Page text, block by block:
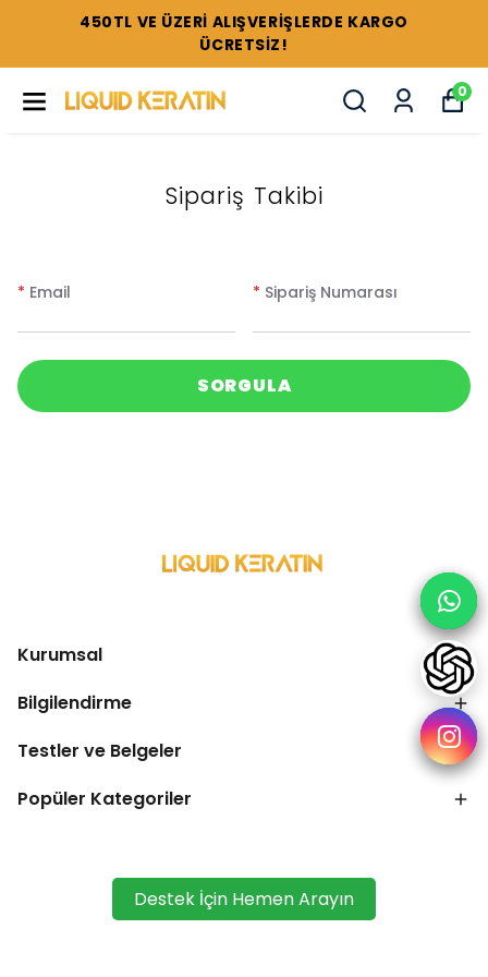
450TL VE ÜZERİ ALIŞVERİŞLERDE KARGO
ÜCRETSİZ!
0
Sipariş Takibi
* Email * Sipariş Numarası
SORGULA
Kurumsal
Bilgilendirme
Testler ve Belgeler
Popüler Kategoriler
Destek İçin Hemen Arayın